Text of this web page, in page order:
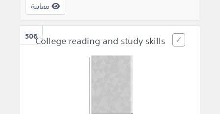
معاينة
506